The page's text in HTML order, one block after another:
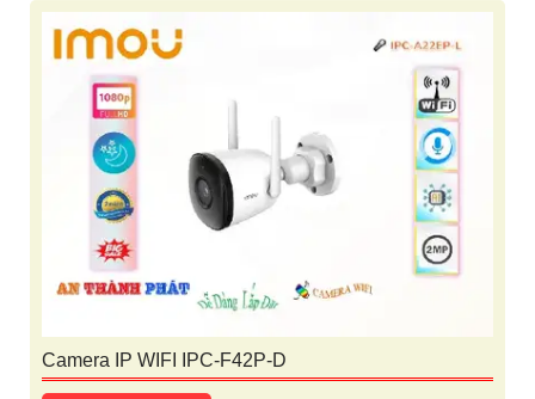
Camera IP WIFI IPC-F42P-D